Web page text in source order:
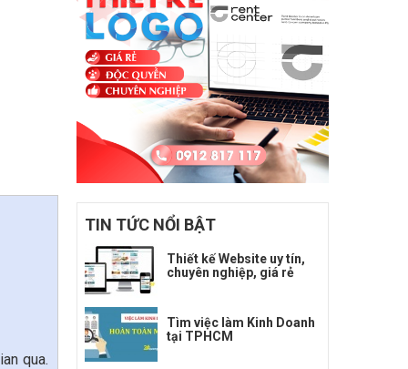
qua.
TIN TỨC NỔI BẬT
Thiết kế Website uy tín,
chuyên nghiệp, giá rẻ
Tìm việc làm Kinh Doanh
tại TPHCM